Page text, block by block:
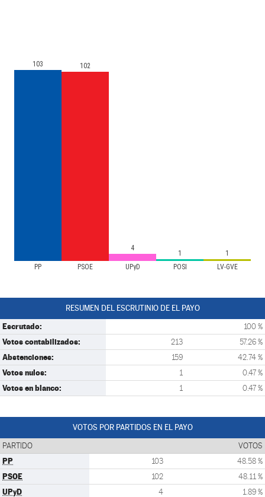
PP PSOE UPyD POSI LV-GVE
103 102
4
1 1
RESUMEN DEL ESCRUTINIO DE EL PAYO
Escrutado: 100 %
Votos contabilizados: 213 57.26 %
Abstenciones: 159 42.74 %
Votos nulos: 1 0.47 %
Votos en blanco: 1 0.47 %
VOTOS POR PARTIDOS EN EL PAYO
PARTIDO VOTOS
PP 103 48.58 %
PSOE 102 48.11 %
UPyD 4 1.89 %